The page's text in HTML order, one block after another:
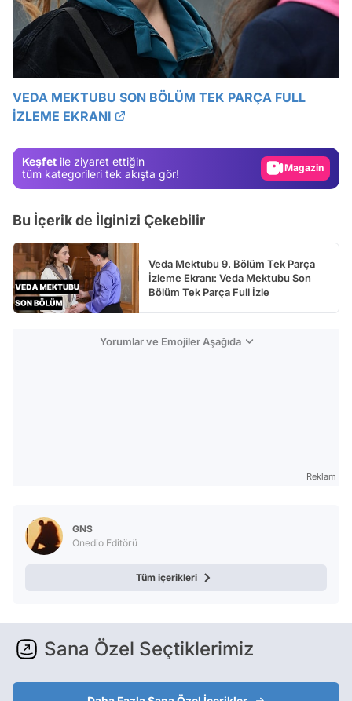
VEDA MEKTUBU SON BÖLÜM TEK PARÇA FULL
İZLEME EKRANI
Keşfet ile ziyaret ettiğin
tüm kategorileri tek akışta gör!
Magazin
Video
Bu İçerik de İlginizi Çekebilir
Veda Mektubu 9. Bölüm Tek Parça
İzleme Ekranı: Veda Mektubu Son
Bölüm Tek Parça Full İzle
Yorumlar ve Emojiler Aşağıda
Reklam
GNS
Onedio Editörü
Tüm içerikleri
Sana Özel Seçtiklerimiz